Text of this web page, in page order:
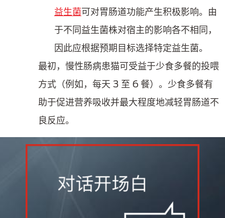
益生菌可对胃肠道功能产生积极影响。由
于不同益生菌株对宿主的影响各不相同，
因此应根据预期目标选择特定益生菌。
最初，慢性肠病患猫可受益于少食多餐的投喂
方式（例如，每天 3 至 6 餐）。少食多餐有
助于促进营养吸收并最大程度地减轻胃肠道不
良反应。